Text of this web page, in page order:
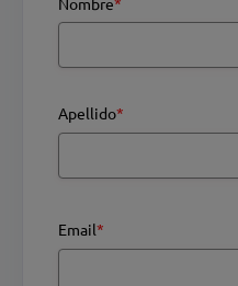
Apellido*
Email*